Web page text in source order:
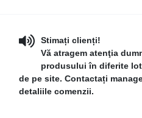
Stimați clienți!
Vă atragem atenţia
produsului în diferite
de pe site. Contactați
detaliile comenzii.